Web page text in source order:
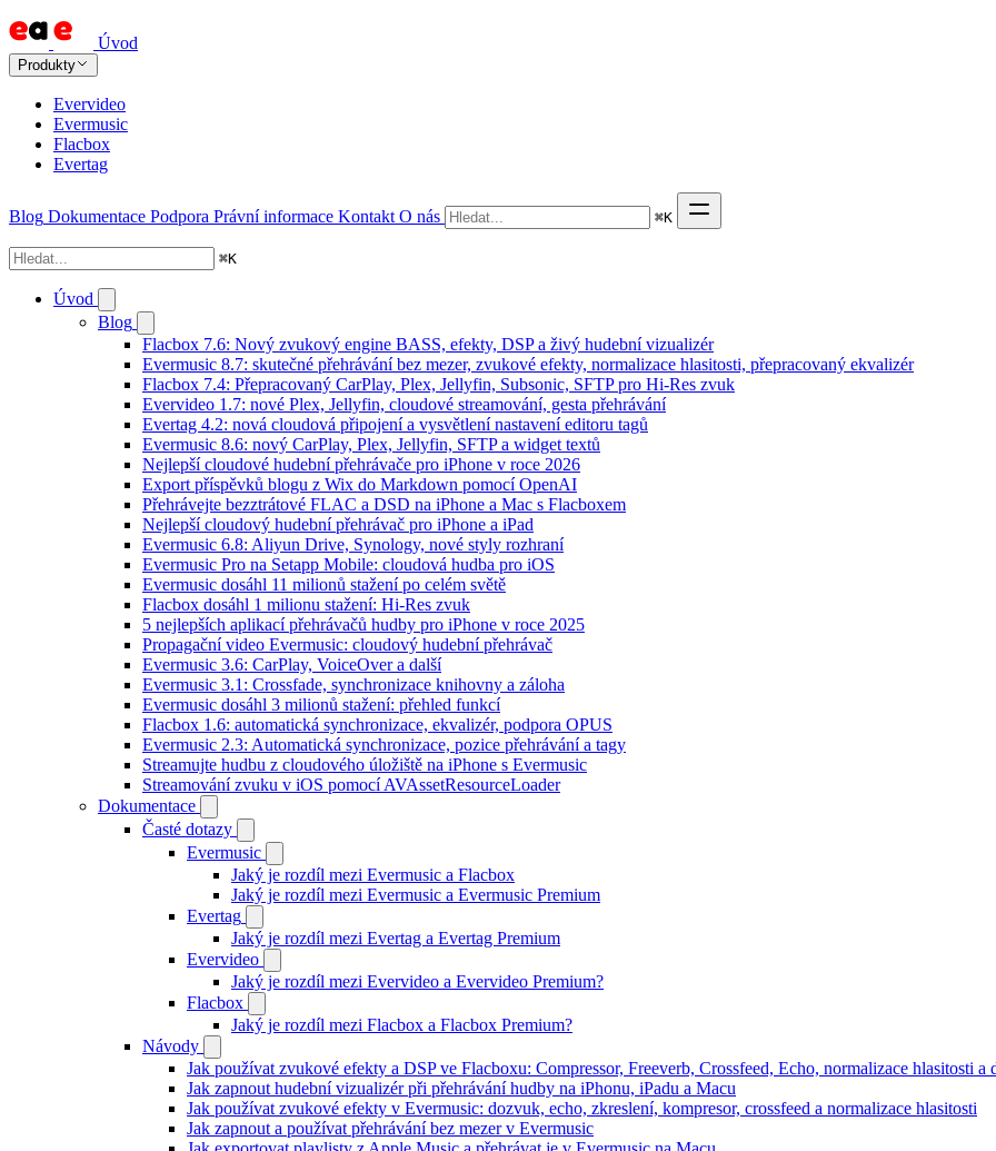
Úvod
Produkty
Evervideo
Evermusic
Flacbox
Evertag
Blog Dokumentace Podpora Právní informace Kontakt O nás ⌘K
⌘K
Úvod
Blog
Flacbox 7.6: Nový zvukový engine BASS, efekty, DSP a živý hudební vizualizér
Evermusic 8.7: skutečné přehrávání bez mezer, zvukové efekty, normalizace hlasitosti, přepracovaný ekvalizér
Flacbox 7.4: Přepracovaný CarPlay, Plex, Jellyfin, Subsonic, SFTP pro Hi-Res zvuk
Evervideo 1.7: nové Plex, Jellyfin, cloudové streamování, gesta přehrávání
Evertag 4.2: nová cloudová připojení a vysvětlení nastavení editoru tagů
Evermusic 8.6: nový CarPlay, Plex, Jellyfin, SFTP a widget textů
Nejlepší cloudové hudební přehrávače pro iPhone v roce 2026
Export příspěvků blogu z Wix do Markdown pomocí OpenAI
Přehrávejte bezztrátové FLAC a DSD na iPhone a Mac s Flacboxem
Nejlepší cloudový hudební přehrávač pro iPhone a iPad
Evermusic 6.8: Aliyun Drive, Synology, nové styly rozhraní
Evermusic Pro na Setapp Mobile: cloudová hudba pro iOS
Evermusic dosáhl 11 milionů stažení po celém světě
Flacbox dosáhl 1 milionu stažení: Hi-Res zvuk
5 nejlepších aplikací přehrávačů hudby pro iPhone v roce 2025
Propagační video Evermusic: cloudový hudební přehrávač
Evermusic 3.6: CarPlay, VoiceOver a další
Evermusic 3.1: Crossfade, synchronizace knihovny a záloha
Evermusic dosáhl 3 milionů stažení: přehled funkcí
Flacbox 1.6: automatická synchronizace, ekvalizér, podpora OPUS
Evermusic 2.3: Automatická synchronizace, pozice přehrávání a tagy
Streamujte hudbu z cloudového úložiště na iPhone s Evermusic
Streamování zvuku v iOS pomocí AVAssetResourceLoader
Dokumentace
Časté dotazy
Evermusic
Jaký je rozdíl mezi Evermusic a Flacbox
Jaký je rozdíl mezi Evermusic a Evermusic Premium
Evertag
Jaký je rozdíl mezi Evertag a Evertag Premium
Evervideo
Jaký je rozdíl mezi Evervideo a Evervideo Premium?
Flacbox
Jaký je rozdíl mezi Flacbox a Flacbox Premium?
Návody
Jak používat zvukové efekty a DSP ve Flacboxu: Compressor, Freeverb, Crossfeed, Echo, normalizace hlasitosti a
Jak zapnout hudební vizualizér při přehrávání hudby na iPhonu, iPadu a Macu
Jak používat zvukové efekty v Evermusic: dozvuk, echo, zkreslení, kompresor, crossfeed a normalizace hlasitosti
Jak zapnout a používat přehrávání bez mezer v Evermusic